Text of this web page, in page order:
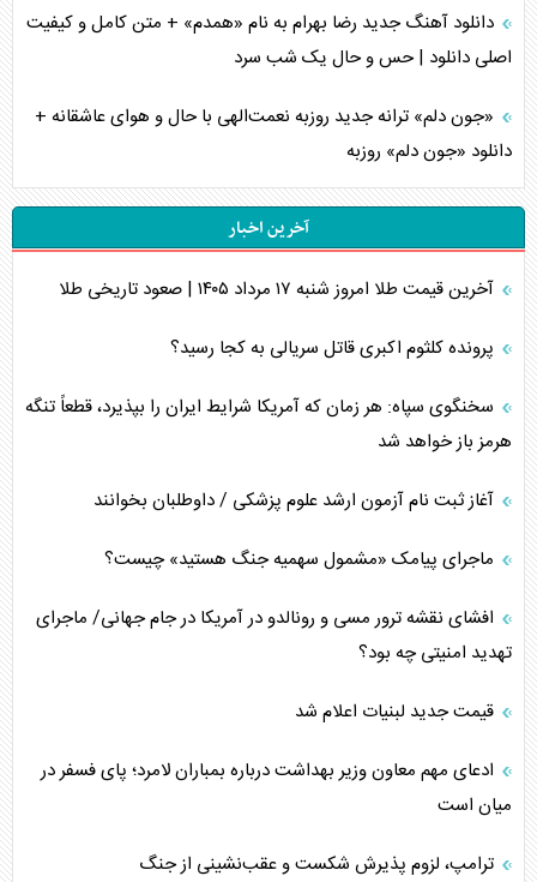
دانلود آهنگ جدید رضا بهرام به نام «همدم» + متن کامل و کیفیت
اصلی دانلود | حس و حال یک شب سرد
«جون دلم» ترانه جدید روزبه نعمت‌الهی با حال و هوای عاشقانه +
دانلود «جون دلم» روزبه
آخرین اخبار
آخرین قیمت طلا امروز شنبه ۱۷ مرداد ۱۴۰۵ | صعود تاریخی طلا
پرونده کلثوم اکبری قاتل سریالی به کجا رسید؟
سخنگوی سپاه: هر زمان که آمریکا شرایط ایران را بپذیرد، قطعاً تنگه
هرمز باز خواهد شد
آغاز ثبت نام آزمون ارشد علوم پزشکی / داوطلبان بخوانند
ماجرای پیامک «مشمول سهمیه جنگ هستید» چیست؟
افشای نقشه ترور مسی و رونالدو در آمریکا در جام جهانی/ ماجرای
تهدید امنیتی چه بود؟
قیمت جدید لبنیات اعلام شد
ادعای مهم معاون وزیر بهداشت درباره بمباران لامرد؛ پای فسفر در
میان است
ترامپ، لزوم پذیرش شکست و عقب‌نشینی از جنگ